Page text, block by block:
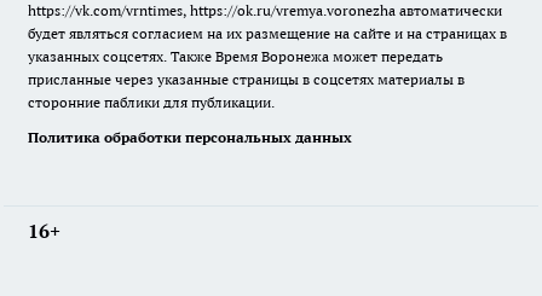
https://vk.com/vrntimes, https://ok.ru/vremya.voronezha автоматически
будет являться согласием на их размещение на сайте и на страницах в
указанных соцсетях. Также Время Воронежа может передать
присланные через указанные страницы в соцсетях материалы в
сторонние паблики для публикации.
Политика обработки персональных данных
16+